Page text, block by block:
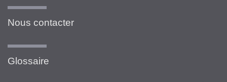
Nous contacter
Glossaire